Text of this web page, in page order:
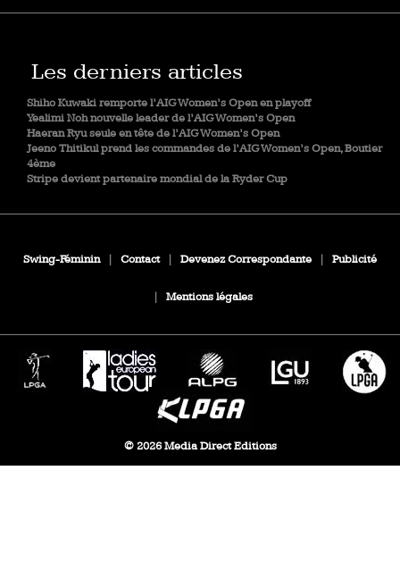
Les derniers articles
Shiho Kuwaki remporte l’AIG Women’s Open en playoff
Yealimi Noh nouvelle leader de l’AIG Women’s Open
Haeran Ryu seule en tête de l’AIG Women’s Open
Jeeno Thitikul prend les commandes de l’AIG Women’s Open, Boutier
4ème
Stripe devient partenaire mondial de la Ryder Cup
Swing-Féminin Contact Devenez Correspondante Publicité
Mentions légales
© 2026 Media Direct Editions